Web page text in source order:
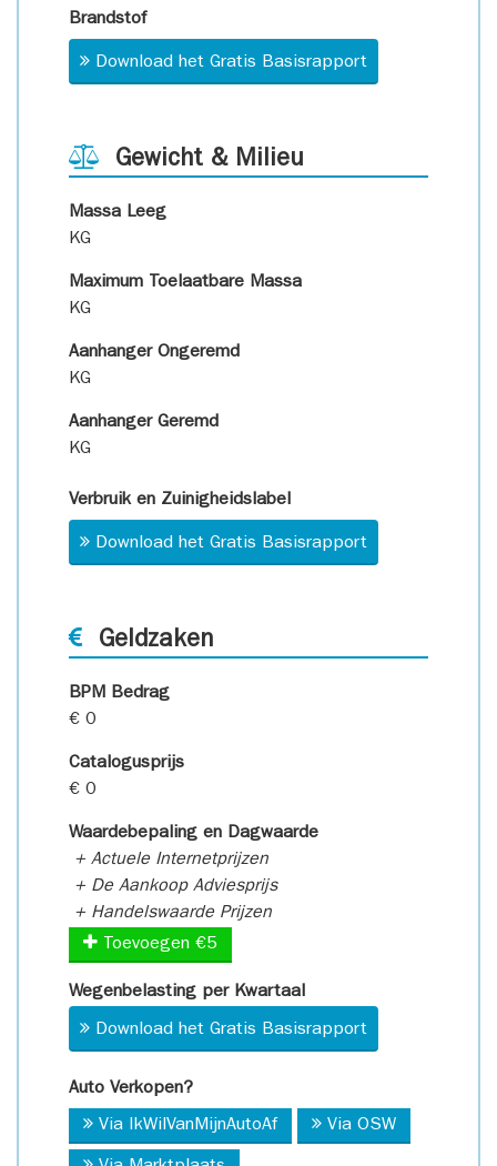
Brandstof
Download het Gratis Basisrapport
Gewicht & Milieu
Massa Leeg
KG
Maximum Toelaatbare Massa
KG
Aanhanger Ongeremd
KG
Aanhanger Geremd
KG
Verbruik en Zuinigheidslabel
Download het Gratis Basisrapport
Geldzaken
BPM Bedrag
€ 0
Catalogusprijs
€ 0
Waardebepaling en Dagwaarde
+ Actuele Internetprijzen
+ De Aankoop Adviesprijs
+ Handelswaarde Prijzen
Toevoegen €5
Wegenbelasting per Kwartaal
Download het Gratis Basisrapport
Auto Verkopen?
Via IkWilVanMijnAutoAf Via OSW